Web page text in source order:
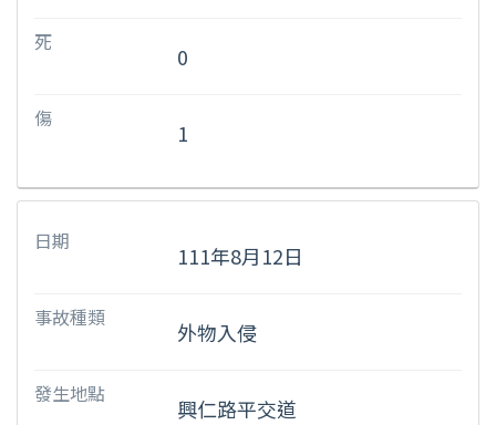
死
0
傷
1
日期
111年8月12日
事故種類
外物入侵
發生地點
興仁路平交道